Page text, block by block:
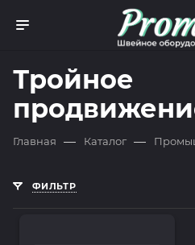
Тройное
Главная — Каталог —
ФИЛЬТР